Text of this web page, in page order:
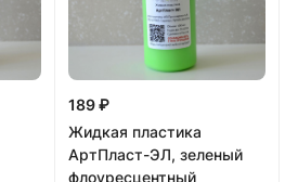
189 ₽
Жидкая пластика
АртПласт-ЭЛ, зеленый
флоуресцентный